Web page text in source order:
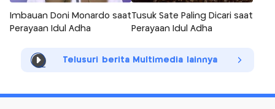
Imbauan Doni Monardo saat
Perayaan Idul Adha
Tusuk Sate Paling Dicari saat
Perayaan Idul Adha
Telusuri berita Multimedia lainnya